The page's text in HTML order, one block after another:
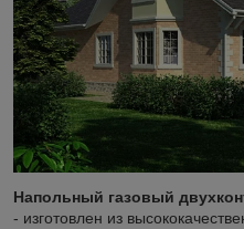
Напольный газовый
- изготовлен из